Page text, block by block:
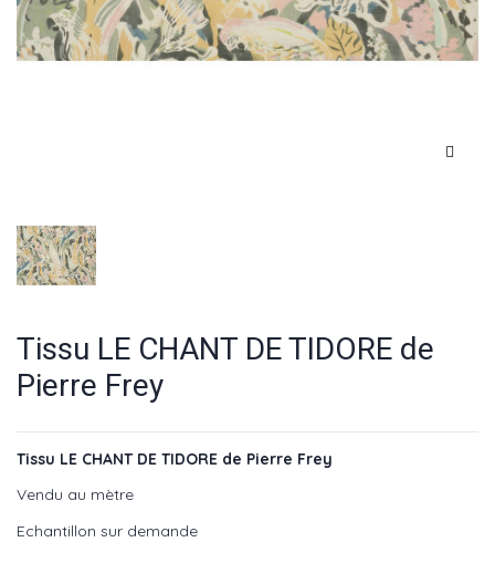
Tissu LE CHANT DE TIDORE de
Pierre Frey
Tissu LE CHANT DE TIDORE de Pierre Frey
Vendu au mètre
Echantillon sur demande